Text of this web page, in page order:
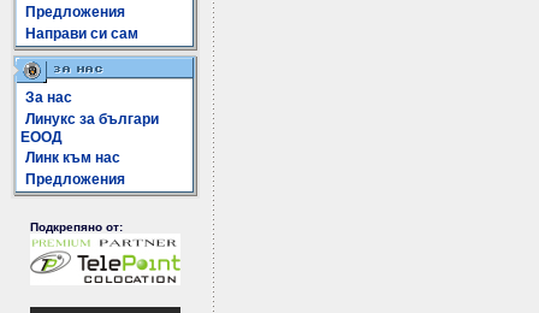
Предложения
Направи си сам
За нас
Линукс за българи
ЕООД
Линк към нас
Предложения
Подкрепяно от: